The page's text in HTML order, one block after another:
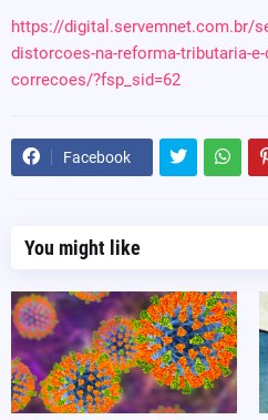
https://digital.servemnet.com.br/
distorcoes-na-reforma-tributaria-
correcoes/?fsp_sid=62
Facebook
You might like